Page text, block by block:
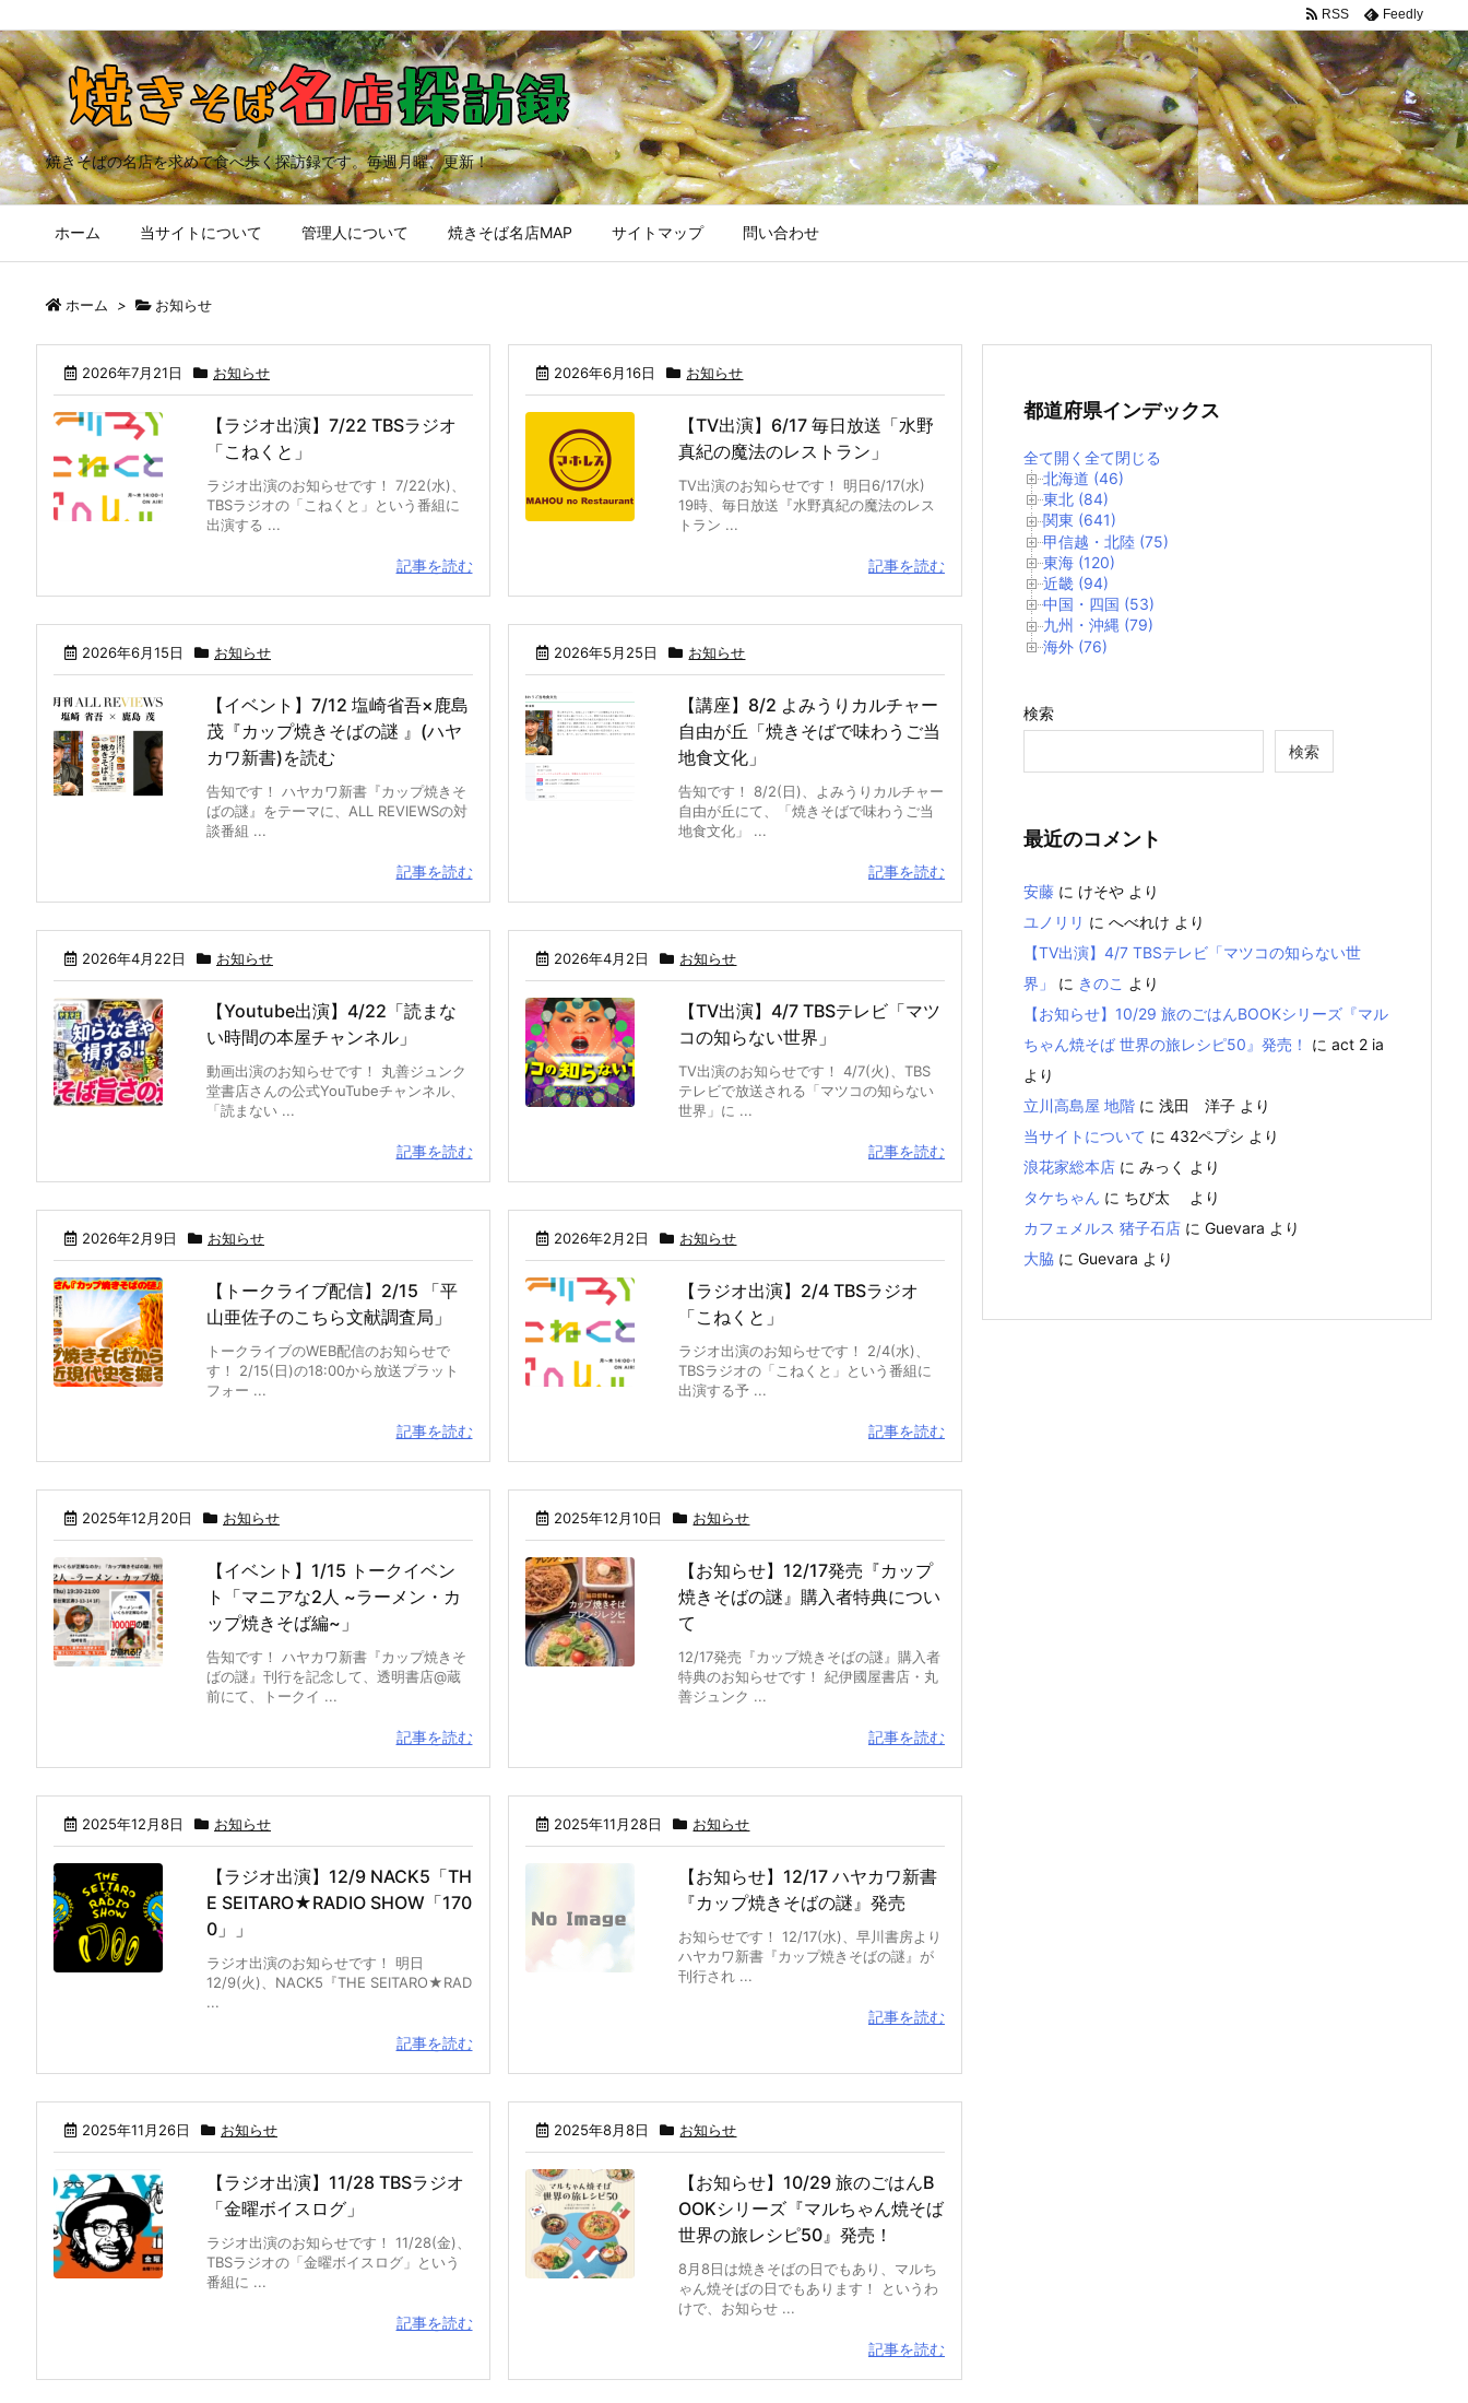
焼きそばの名店を求めて食べ歩く探訪録です。毎週月曜、更新！
ホーム 当サイトについて 管理人について 焼きそば名店MAP サイトマップ 問い合わせ
RSS Feedly
ホーム > お知らせ
2026年7月21日 お知らせ
【ラジオ出演】7/22 TBSラジオ
「こねくと」
ラジオ出演のお知らせです！ 7/22(水)、
TBSラジオの「こねくと」という番組に
出演する ...
記事を読む
2026年6月16日 お知らせ
【TV出演】6/17 毎日放送「水野
真紀の魔法のレストラン」
TV出演のお知らせです！ 明日6/17(水)
19時、毎日放送『水野真紀の魔法のレス
トラン ...
記事を読む
2026年6月15日 お知らせ
【イベント】7/12 塩崎省吾×鹿島
茂『カップ焼きそばの謎 』(ハヤ
カワ新書)を読む
告知です！ ハヤカワ新書『カップ焼きそ
ばの謎』をテーマに、ALL REVIEWSの対
談番組 ...
記事を読む
2026年5月25日 お知らせ
【講座】8/2 よみうりカルチャー
自由が丘「焼きそばで味わうご当
地食文化」
告知です！ 8/2(日)、よみうりカルチャー
自由が丘にて、「焼きそばで味わうご当
地食文化」 ...
記事を読む
2026年4月22日 お知らせ
【Youtube出演】4/22「読まな
い時間の本屋チャンネル」
動画出演のお知らせです！ 丸善ジュンク
堂書店さんの公式YouTubeチャンネル、
「読まない ...
記事を読む
2026年4月2日 お知らせ
【TV出演】4/7 TBSテレビ「マツ
コの知らない世界」
TV出演のお知らせです！ 4/7(火)、TBS
テレビで放送される「マツコの知らない
世界」に ...
記事を読む
2026年2月9日 お知らせ
【トークライブ配信】2/15 「平
山亜佐子のこちら文献調査局」
トークライブのWEB配信のお知らせで
す！ 2/15(日)の18:00から放送プラット
フォー ...
記事を読む
2026年2月2日 お知らせ
【ラジオ出演】2/4 TBSラジオ
「こねくと」
ラジオ出演のお知らせです！ 2/4(水)、
TBSラジオの「こねくと」という番組に
出演する予 ...
記事を読む
2025年12月20日 お知らせ
【イベント】1/15 トークイベン
ト「マニアな2人 ~ラーメン・カ
ップ焼きそば編~」
告知です！ ハヤカワ新書『カップ焼きそ
ばの謎』刊行を記念して、透明書店@蔵
前にて、トークイ ...
記事を読む
2025年12月10日 お知らせ
【お知らせ】12/17発売『カップ
焼きそばの謎』購入者特典につい
て
12/17発売『カップ焼きそばの謎』購入者
特典のお知らせです！ 紀伊國屋書店・丸
善ジュンク ...
記事を読む
2025年12月8日 お知らせ
【ラジオ出演】12/9 NACK5「TH
E SEITARO★RADIO SHOW「170
0」」
ラジオ出演のお知らせです！ 明日
12/9(火)、NACK5『THE SEITARO★RAD
...
記事を読む
2025年11月28日 お知らせ
【お知らせ】12/17 ハヤカワ新書
『カップ焼きそばの謎』発売
お知らせです！ 12/17(水)、早川書房より
ハヤカワ新書『カップ焼きそばの謎』が
刊行され ...
記事を読む
2025年11月26日 お知らせ
【ラジオ出演】11/28 TBSラジオ
「金曜ボイスログ」
ラジオ出演のお知らせです！ 11/28(金)、
TBSラジオの「金曜ボイスログ」という
番組に ...
記事を読む
2025年8月8日 お知らせ
【お知らせ】10/29 旅のごはんB
OOKシリーズ『マルちゃん焼そば
世界の旅レシピ50』発売！
8月8日は焼きそばの日でもあり、マルち
ゃん焼そばの日でもあります！ というわ
けで、お知らせ ...
記事を読む
都道府県インデックス
全て開く 全て閉じる
北海道 (46)
東北 (84)
関東 (641)
甲信越・北陸 (75)
東海 (120)
近畿 (94)
中国・四国 (53)
九州・沖縄 (79)
海外 (76)
検索
検索
最近のコメント
安藤 に けそや より
ユノリリ に へべれけ より
【TV出演】4/7 TBSテレビ「マツコの知らない世
界」
に きのこ より
【お知らせ】10/29 旅のごはんBOOKシリーズ『マル
ちゃん焼そば 世界の旅レシピ50』発売！
に act 2 ia
より
立川高島屋 地階 に 浅田 洋子 より
当サイトについて に 432ペプシ より
浪花家総本店 に みっく
より
タケちゃん に ちび太
より
カフェメルス 猪子石店 に Guevara より
大脇 に Guevara より